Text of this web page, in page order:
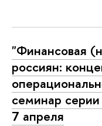
"Финансовая
россиян:
семинар
7 апреля